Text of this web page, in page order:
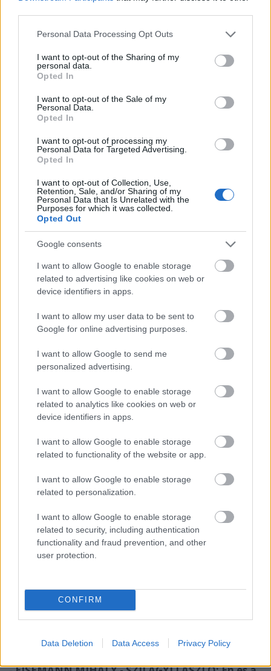
Please note that this website/app uses one or more Google
not limited to your visit or usage behaviour. You may click to
grant or deny consent to Google and its third-party tags to
use your data for below specified purposes in below Google
consent section.
Personal Data Processing Opt Outs
I want to opt-out of the Sharing of my
personal data.
Opted In
I want to opt-out of the Sale of my
Personal Data.
Opted In
I want to opt-out of processing my
Personal Data for Targeted Advertising.
Opted In
I want to opt-out of Collection, Use,
Retention, Sale, and/or Sharing of my
Personal Data that Is Unrelated with the
Purposes for which it was collected.
Opted Out
Google consents
I want to allow Google to enable storage
related to advertising like cookies on web or
device identifiers in apps.
I want to allow my user data to be sent to
Google for online advertising purposes.
I want to allow Google to send me
personalized advertising.
I want to allow Google to enable storage
related to analytics like cookies on web or
device identifiers in apps.
I want to allow Google to enable storage
related to functionality of the website or app.
I want to allow Google to enable storage
related to personalization.
I want to allow Google to enable storage
related to security, including authentication
functionality and fraud prevention, and other
user protection.
CONFIRM
Data Deletion Data Access Privacy Policy
- LÉVAY SZILVESZTER - MICHAEL KUNZE: Mozart!
musical
Rendező:KERO®
Dénes, Veréb Tamás, Polyák Lilla, Janza Kata,
Vágó Bernadett, Feke Pál, Szabó P. Szilveszter,
Felújítás: 2014. szeptember 26., Budapesti
TOLCSVAY LÁSZLÓ - MÜLLER PÉTER - MÜLLER
PÉTER SZIÁMI: Isten pénze
Rendező:Somogyi Szilárd
Főbb szerepekben: Földes Tamás, Szabó P.
Szilveszter, Kékkovács Mara, Lehoczky Zsuzsa,
Vágó Zsuzsi, Szomor György, Serbán Attila,
Szerényi László
Bemutató: 2014. november 28., Budapesti
Operettszínház